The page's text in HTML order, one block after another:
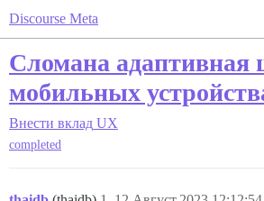
Discourse Meta
Сломана адаптивная
мобильных
Внести вклад UX
completed